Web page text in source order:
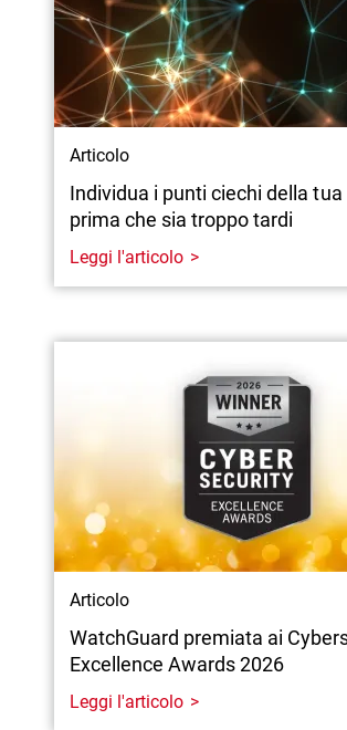
Articolo
Individua i punti ciechi della tua
prima che sia troppo tardi
Leggi l'articolo
Articolo
WatchGuard premiata ai
Excellence Awards 2026
Leggi l'articolo